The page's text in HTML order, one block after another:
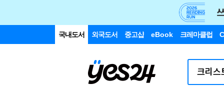
국내도서 외국도서 중고샵 eBook 크레마클럽